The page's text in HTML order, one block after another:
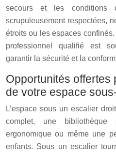
secours et les conditions
scrupuleusement respectées,
étroits ou les espaces
professionnel qualifié est
garantir la sécurité et la
Opportunités offertes
de votre espace
L’espace sous un escalier
complet, une
ergonomique ou même une
enfants. Sous un escalier